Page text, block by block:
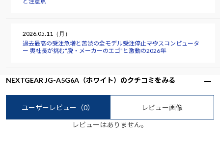
2026.05.11（月）
過去最高の受注急増と苦渋の全モデル受注停止――マウスコンピュータ
ー 軣社長が挑む“脱・メーカーのエゴ”と激動の2026年
NEXTGEAR JG-A5G6A（ホワイト）のクチコミをみる
ユーザーレビュー （0） レビュー画像
レビューはありません。